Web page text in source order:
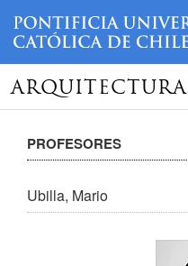
ARQUITECTURA
PROFESORES
Ubilla, Mario